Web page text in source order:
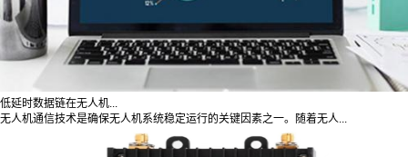
低延时数据链在无人机...
无人机通信技术是确保无人机系统稳定运行的关键因素之一。随着无人...